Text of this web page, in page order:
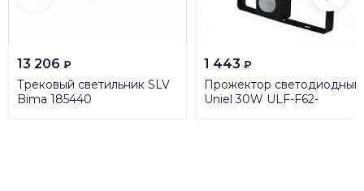
13 206 ₽
Трековый светильник SLV
Bima 185440
1 443 ₽
Прожектор светодиодный
Uniel 30W ULF-F62-